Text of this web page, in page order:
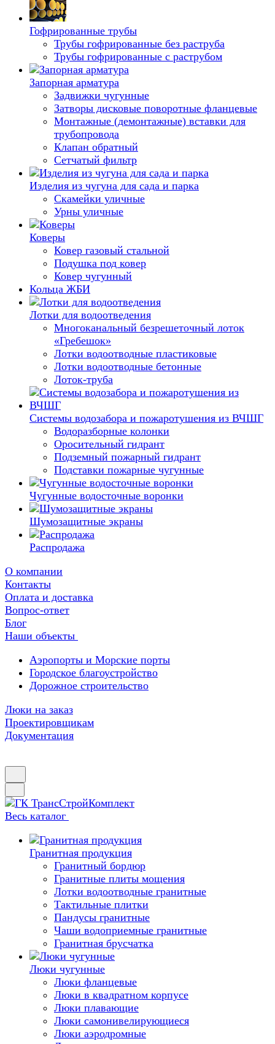
Гофрированные трубы
Трубы гофрированные без раструба
Трубы гофрированные с раструбом
Запорная арматура
Задвижки чугунные
Затворы дисковые поворотные фланцевые
Монтажные (демонтажные) вставки для
трубопровода
Клапан обратный
Сетчатый фильтр
Изделия из чугуна для сада и парка
Скамейки уличные
Урны уличные
Коверы
Ковер газовый стальной
Подушка под ковер
Ковер чугунный
Кольца ЖБИ
Лотки для водоотведения
Многоканальный безрешеточный лоток
«Гребешок»
Лотки водоотводные пластиковые
Лотки водоотводные бетонные
Лоток-труба
Системы водозабора и пожаротушения из ВЧШГ
Водоразборные колонки
Оросительный гидрант
Подземный пожарный гидрант
Подставки пожарные чугунные
Чугунные водосточные воронки
Шумозащитные экраны
Распродажа
О компании
Контакты
Оплата и доставка
Вопрос-ответ
Блог
Наши объекты
Аэропорты и Морские порты
Городское благоустройство
Дорожное строительство
Люки на заказ
Проектировщикам
Документация
Весь каталог
Гранитная продукция
Гранитный бордюр
Гранитные плиты мощения
Лотки водоотводные гранитные
Тактильные плитки
Пандусы гранитные
Чаши водоприемные гранитные
Гранитная брусчатка
Люки чугунные
Люки фланцевые
Люки в квадратном корпусе
Люки плавающие
Люки самонивелирующиеся
Люки аэродромные